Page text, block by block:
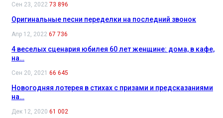
Сен 23, 2022 73 896
Оригинальные песни переделки на последний звонок
Апр 12, 2022 67 736
4 веселых сценария юбилея 60 лет женщине: дома, в кафе,
на…
Сен 20, 2021 66 645
Новогодняя лотерея в стихах с призами и предсказаниями
на…
Дек 12, 2020 61 002